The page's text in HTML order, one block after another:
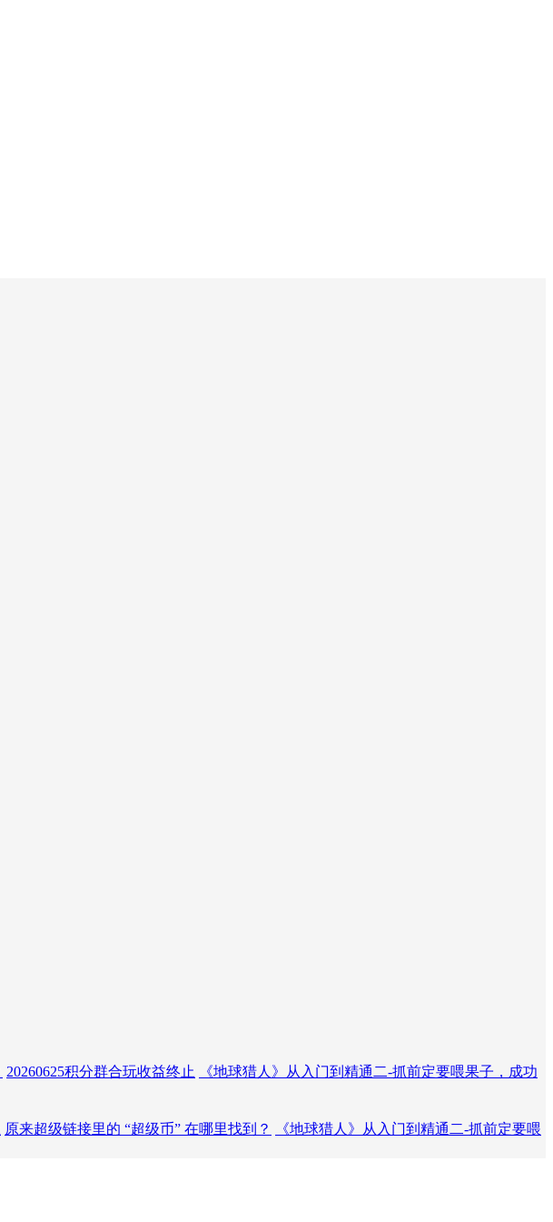
20260625积分群合玩收益终止
《地球猎人》从入门到精通二-抓前定要喂果子，成功
原来超级链接里的 “超级币” 在哪里找到？
《地球猎人》从入门到精通二-抓前定要喂